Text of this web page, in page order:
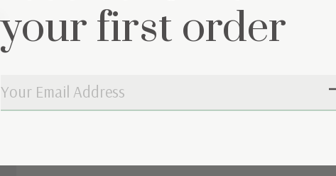
your first order